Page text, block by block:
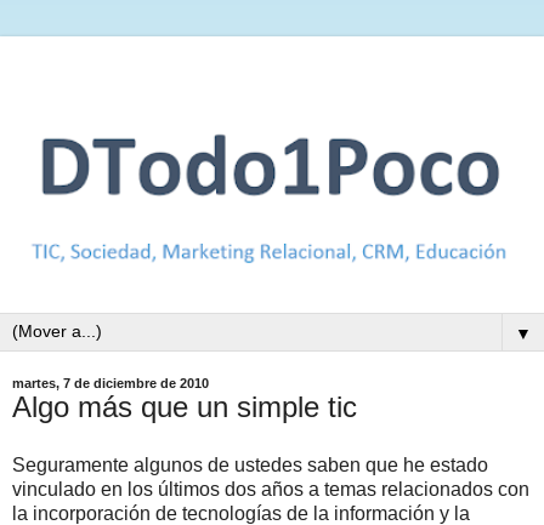
▼
martes, 7 de diciembre de 2010
Algo más que un simple tic
Seguramente algunos de ustedes saben que he estado
vinculado en los últimos dos años a temas relacionados con
la incorporación de tecnologías de la información y la